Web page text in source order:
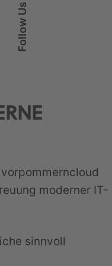
Follow Us
moderner IT-
sinnvoll